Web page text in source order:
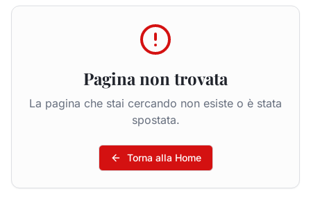
Pagina non trovata
La pagina che stai cercando non esiste o è stata
spostata.
Torna alla Home